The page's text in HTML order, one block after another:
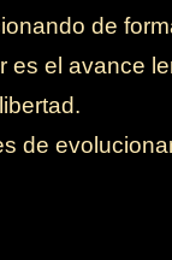
de
es el avance
de